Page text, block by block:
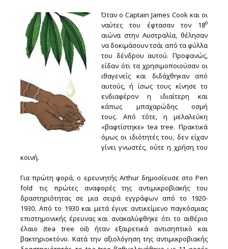
Όταν ο Captain James Cook και οι
ναύτες του έφτασαν τον 18ο
αιώνα στην Αυστραλία, θέλησαν
να δοκιμάσουν τσάι από τα φύλλα
του δένδρου αυτού. Προφανώς,
είδαν ότι τα χρησιμοποιούσαν οι
ιθαγενείς και διδάχθηκαν από
αυτούς, ή ίσως τους κίνησε το
ενδιαφέρον η ιδιαίτερη και
κάπως μπαχαρώδης οσμή
τους. Από τότε, η μελαλεύκη
«βαφτίστηκε» tea tree. Πρακτικά
όμως οι ιδιότητές του, δεν είχαν
γίνει γνωστές, ούτε η χρήση του
κοινή.
Για πρώτη φορά, ο ερευνητής Arthur δημοσίευσε στο Pen
fold τις πρώτες αναφορές της αντιμικροβιακής του
δραστηριότητας σε μια σειρά εγγράφων από το 1920-
1930. Από το 1930 και μετά έγινε αντικείμενο παγκόσμιας
επιστημονικής έρευνας και ανακαλύφθηκε ότι το αιθέριο
έλαιο (tea tree oil) ήταν εξαιρετικά αντισηπτικό και
βακτηριοκτόνο. Κατά την αξιολόγηση της αντιμικροβιακής